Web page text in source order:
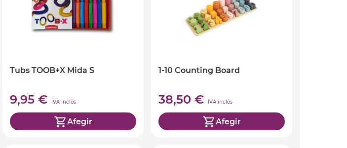
Tubs TOOB+X Mida S
9,95 € IVA inclòs
Afegir
1-10 Counting Board
38,50 € IVA inclòs
Afegir